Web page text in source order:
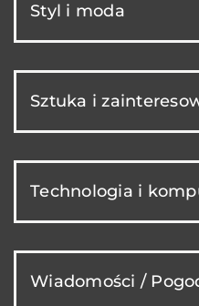
Styl i moda
Sztuka i
Technologia i
Wiadomości /